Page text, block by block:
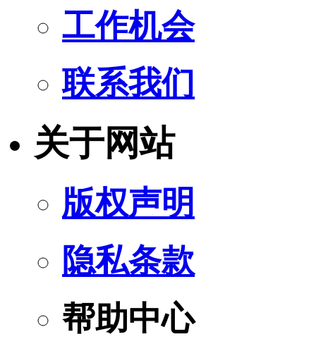
工作机会
联系我们
关于网站
版权声明
隐私条款
帮助中心